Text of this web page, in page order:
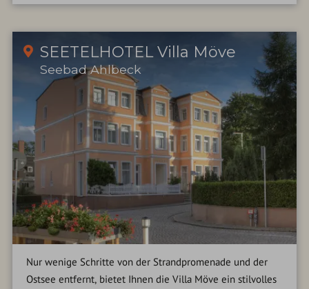
SEETELHOTEL Villa Möve
Seebad Ahlbeck
Nur wenige Schritte von der Strandpromenade und der
Ostsee entfernt, bietet Ihnen die Villa Möve ein stilvolles